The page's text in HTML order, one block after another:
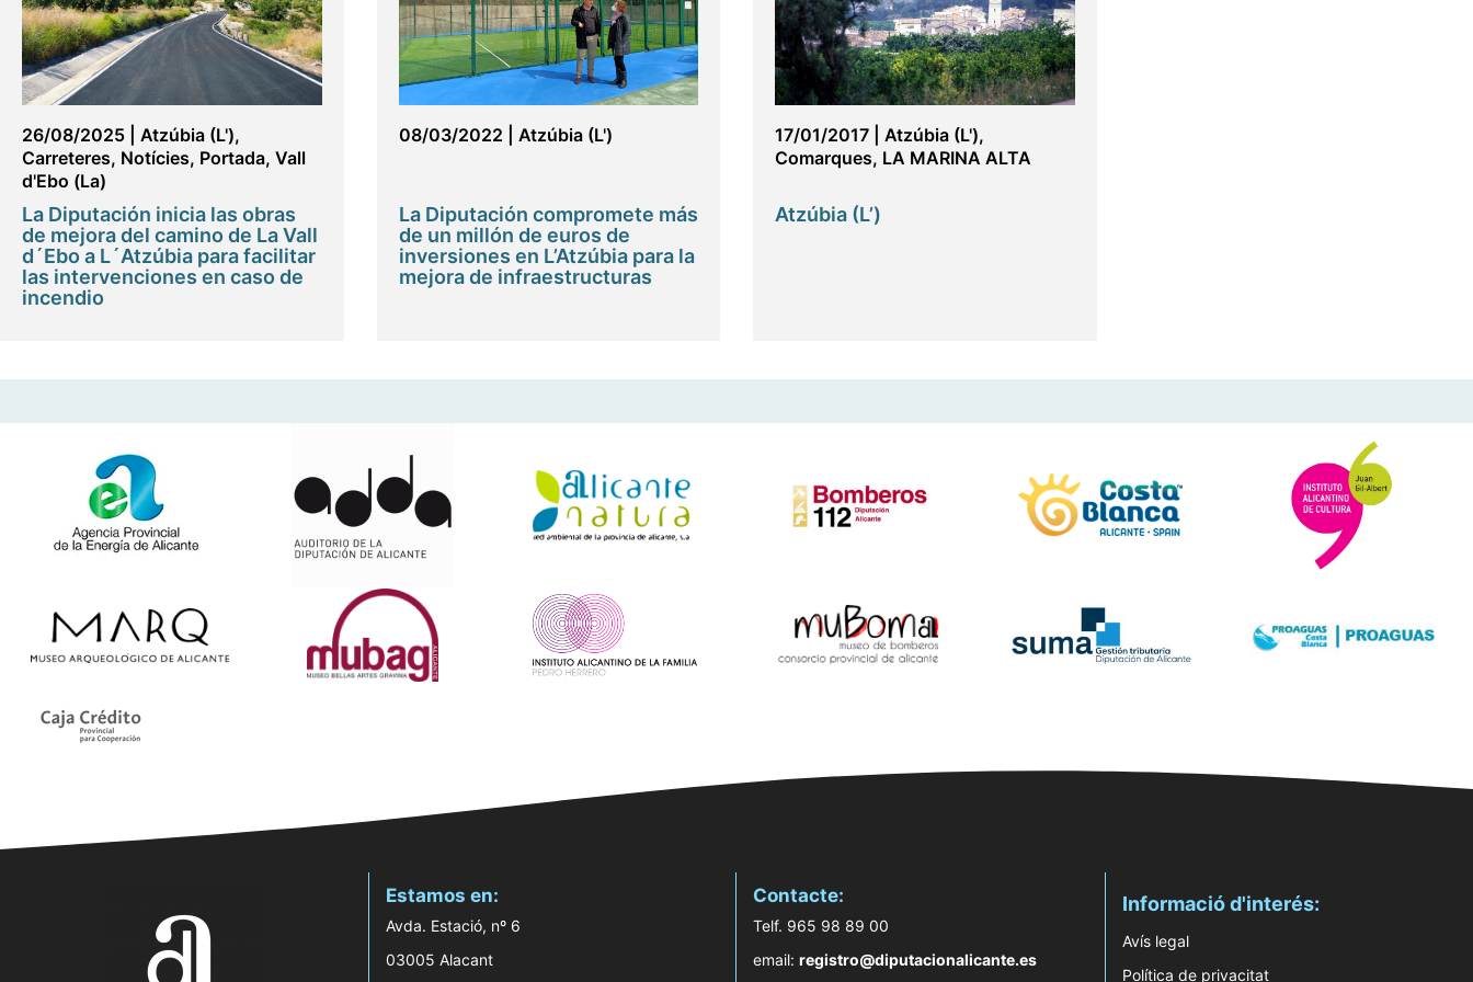
26/08/2025 Atzúbia (L'),
Carreteres, Notícies, Portada, Vall
d'Ebo (La)
La Diputación inicia las obras
de mejora del camino de La Vall
d´Ebo a L´Atzúbia para facilitar
las intervenciones en caso de
incendio
08/03/2022 Atzúbia (L')
La Diputación compromete más
de un millón de euros de
inversiones en L’Atzúbia para la
mejora de infraestructuras
17/01/2017 Atzúbia (L'),
Comarques, LA MARINA ALTA
Atzúbia (L’)
Estamos en:
Avda. Estació, nº 6
03005 Alacant
Contacte:
Telf. 965 98 89 00
email: registro@diputacionalicante.es
Informació d'interés:
Avís legal
Política de privacitat